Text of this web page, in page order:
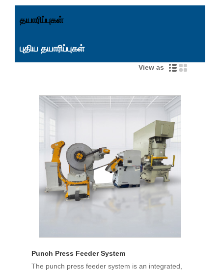
தயாரிப்புகள்
புதிய தயாரிப்புகள்
View as
Punch Press Feeder System
The punch press feeder system is an integrated,